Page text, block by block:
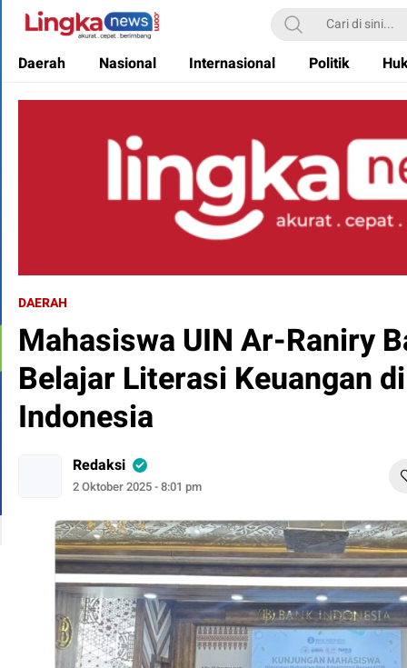
Lingkanews
Akurat. Cepat & Berimbang
Daerah Nasional Internasional Politik
DAERAH
Mahasiswa UIN Ar-Raniry
Belajar Literasi Keuangan
Indonesia
Redaksi
2 Oktober 2025 - 8:01 pm